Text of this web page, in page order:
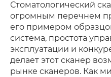
Стоматологический
огромным перечнем
его примером
система, простота
эксплуатации и
делает этот сканер
рынке сканеров. Как